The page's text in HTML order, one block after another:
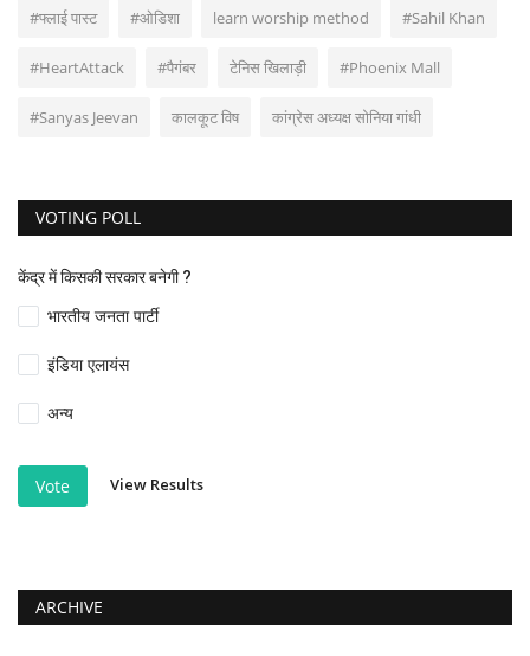
#फ्लाई पास्ट #ओडिशा learn worship method #Sahil Khan
#HeartAttack #पैगंबर टेनिस खिलाड़ी #Phoenix Mall
#Sanyas Jeevan कालकूट विष कांग्रेस अध्यक्ष सोनिया गांधी
VOTING POLL
केंद्र में किसकी सरकार बनेगी ?
भारतीय जनता पार्टी
इंडिया एलायंस
अन्य
Vote View Results
ARCHIVE